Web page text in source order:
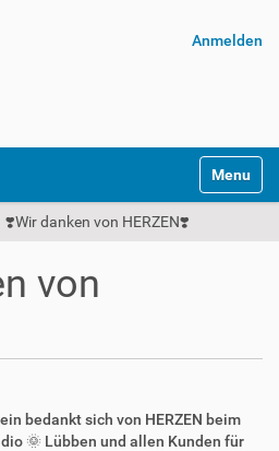
Anmelden
❣️Wir danken von HERZEN❣️
von
bedankt sich von HERZEN beim
🌞 Lübben und allen Kunden für